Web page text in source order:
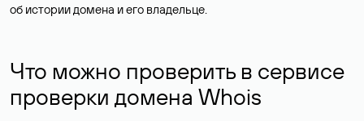
об истории домена и его владельце.
Что можно проверить в сервисе
проверки домена Whois